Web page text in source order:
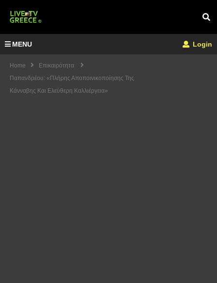
MENU Login
Home
Επικαιρότητα
Παπανδρέου: «Πλήρης Αποποινικοποίησης Της
Κάνναβης Και Ελεύθερη Καλλιέργεια»